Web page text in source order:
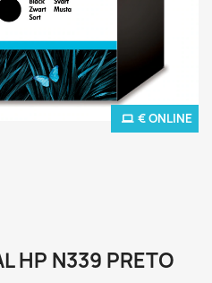
€ ONLINE
HP N339 PRETO